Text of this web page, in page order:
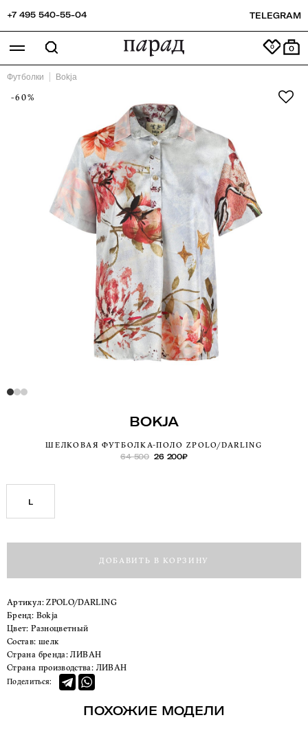
+7 495 540-55-04 TELEGRAM
0
Футболки Bokja
-60%
BOKJA
ШЕЛКОВАЯ ФУТБОЛКА-ПОЛО ZPOLO/DARLING
64 500 26 200₽
L
ДОБАВИТЬ В КОРЗИНУ
Артикул:ZPOLO/DARLING
Бренд:
Bokja
Цвет:
Разноцветный
Состав: шелк
Страна бренда: ЛИВАН
Страна производства: ЛИВАН
Поделиться:
ПОХОЖИЕ МОДЕЛИ